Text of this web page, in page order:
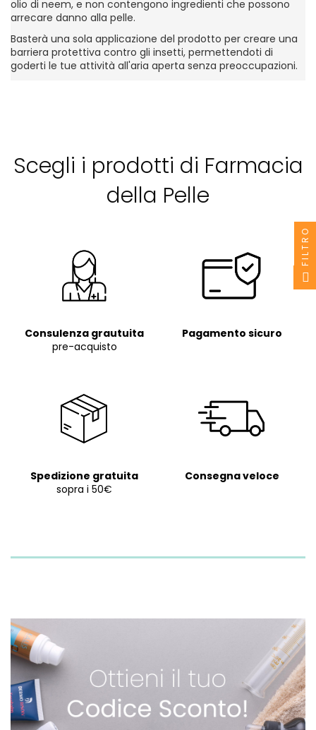
olio di neem, e non contengono ingredienti che possono
arrecare danno alla pelle.
Basterà una sola applicazione del prodotto per creare una
barriera protettiva contro gli insetti, permettendoti di
goderti le tue attività all'aria aperta senza preoccupazioni.
Scegli i prodotti di Farmacia
della Pelle
Consulenza grautuita
pre-acquisto
Pagamento sicuro
Spedizione gratuita
sopra i 50€
Consegna veloce
FILTRO